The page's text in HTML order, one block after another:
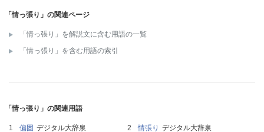
「情っ張り」の関連ページ
「情っ張り」を解説文に含む用語の一覧
「情っ張り」を含む用語の索引
「情っ張り」の関連用語
偏固 デジタル大辞泉 情張り デジタル大辞泉